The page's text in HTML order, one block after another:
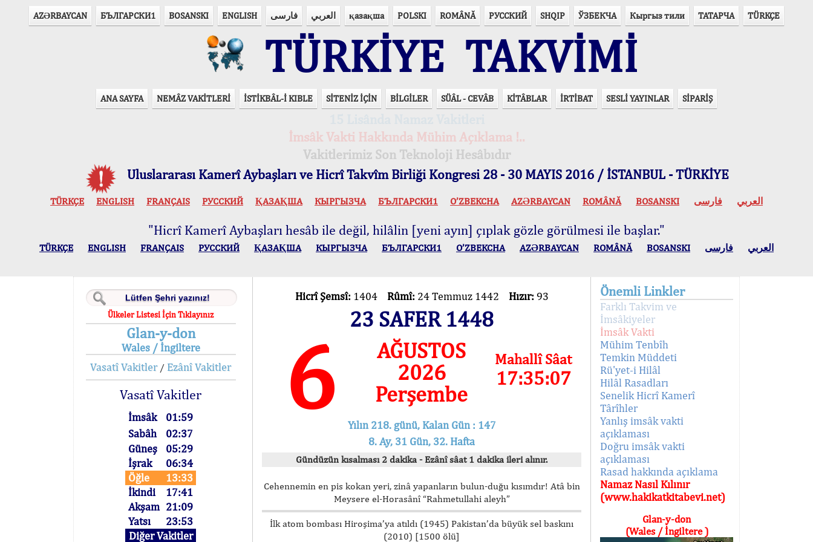
AZӘRBAYCAN БЪЛГАРСКИ1 BOSANSKI ENGLISH فارسی العربي қазақша POLSKI ROMÂNĂ РУССКИЙ SHQIP ЎЗБЕКЧА Кыргыз тили ТАТАРЧА TÜRKÇE
TÜRKİYE TAKVİMİ
ANA SAYFA NEMÂZ VAKİTLERİ İSTİKBÂL-İ KIBLE SİTENİZ İÇİN BİLGİLER SÜÂL - CEVÂB KİTÂBLAR İRTİBAT SESLİ YAYINLAR SİPARİŞ
İmsâk Vakti Hakkında Mühim Açıklama !..
Vakitlerimiz Son Teknoloji Hesâbıdır
Uluslararası Kamerî Aybaşları ve Hicrî Takvîm Birliği Kongresi 28 - 30 MAYIS 2016 / İSTANBUL - TÜRKİYE
TÜRKÇE ENGLISH FRANÇAIS РУССКИЙ ҚАЗАҚША КЫPГЫЗЧA БЪЛГАРСКИ1 O’ZBEKCHA AZӘRBAYCAN ROMÂNĂ BOSANSKI العربي فارسی
"Hicrî Kamerî Aybaşları hesâb ile değil, hilâlin [yeni ayın] çıplak gözle görülmesi ile başlar."
TÜRKÇE ENGLISH FRANÇAIS РУССКИЙ ҚАЗАҚША КЫPГЫЗЧA БЪЛГАРСКИ1 O’ZBEKCHA AZӘRBAYCAN ROMÂNĂ BOSANSKI العربي فارسی
Ülkeler Listesi İçin Tıklayınız
Glan-y-don
Wales / İngiltere
Vasatî Vakitler/ Ezânî Vakitler
Vasatî Vakitler
İmsâk
01:59
Sabâh
02:37
Güneş
05:29
İşrak
06:34
Öğle
13:33
İkindi
17:41
Akşam 21:09
Yatsı
23:53
Diğer Vakitler
Hicrî Şemsî: 1404 Rûmî: 24 Temmuz 1442 Hızır: 93
23 SAFER 1448
6
AĞUSTOS
2026
Perşembe
Mahallî Sâat
17:35:07
Yılın 218. günü, Kalan Gün : 147
8. Ay, 31 Gün, 32. Hafta
Gündüzün kısalması 2 dakika - Ezânî sâat 1 dakika ileri alınır.
Cehennemin en pis kokan yeri, zinâ yapanların bulun-duğu kısımdır! Atâ bin
Meysere el-Horasânî “Rahmetullahi aleyh”
İlk atom bombası Hiroşima’ya atıldı (1945) Pakistan’da büyük sel baskını
(2010) [1500 ölü]
Önemli Linkler
Farklı Takvim ve
İmsâkiyeler
İmsâk Vakti
Mühim Tenbîh
Temkin Müddeti
Rü'yet-i Hilâl
Hilâl Rasadları
Senelik Hicrî Kamerî
Târîhler
Yanlış imsâk vakti
açıklaması
Doğru imsâk vakti
açıklaması
Rasad hakkında açıklama
Namaz Nasıl Kılınır
(www.hakikatkitabevi.net)
Glan-y-don
(Wales / İngiltere )